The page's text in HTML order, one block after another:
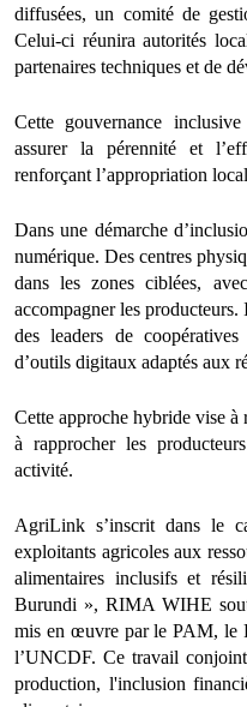
diffusées, un comité de
Celui-ci réunira autorités
partenaires techniques et de
Cette gouvernance
assurer la pérennité et
renforçant l’appropriation
Dans une démarche
numérique. Des centres
dans les zones ciblées,
accompagner les
des leaders de
d’outils digitaux adaptés aux
Cette approche hybride vise
à rapprocher les
activité.
AgriLink s’inscrit dans le
exploitants agricoles aux
alimentaires inclusifs et
Burundi », RIMA WIHE
mis en œuvre par le PAM,
l’UNCDF. Ce travail
production, l'inclusion